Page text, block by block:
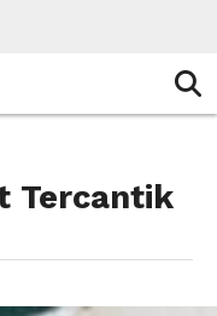
Tercantik